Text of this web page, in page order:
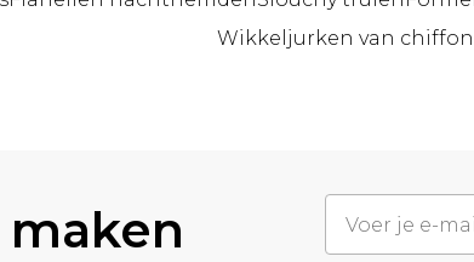
Wikkeljurken van chiffon